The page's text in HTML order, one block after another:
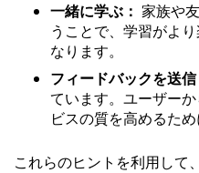
一緒に学ぶ： 家族や
うことで、学習がよ
なります。
フィードバックを送信
ています。ユーザー
ビスの質を高めるため
これらのヒントを利用して